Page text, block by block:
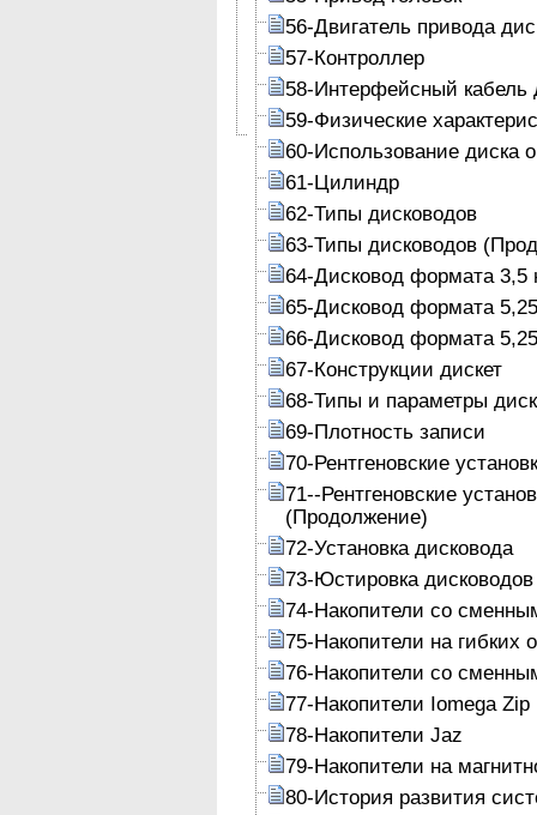
56-Двигатель привода
57-Контроллер
58-Интерфейсный кабель
59-Физические
60-Использование диска
61-Цилиндр
62-Типы дисководов
63-Типы дисководов
64-Дисковод формата 3,5
65-Дисковод формата
66-Дисковод формата
67-Конструкции дискет
68-Типы и параметры
69-Плотность записи
70-Рентгеновские
71--Рентгеновские
(Продолжение)
72-Установка дисковода
73-Юстировка дисководов
74-Накопители со
75-Накопители на гибких
76-Накопители со
77-Накопители Iomega Zip
78-Накопители Jaz
79-Накопители на
80-История развития